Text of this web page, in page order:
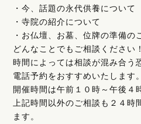
・今、話題の永代供養について
・寺院の紹介について
・お仏壇、お墓、位牌の準備の
どんなことでもご相談ください！
時間によっては相談が混み合う
電話予約をおすすめいたします。
開催時間は午前１０時～午後４
上記時間以外のご相談も２４時
ます。